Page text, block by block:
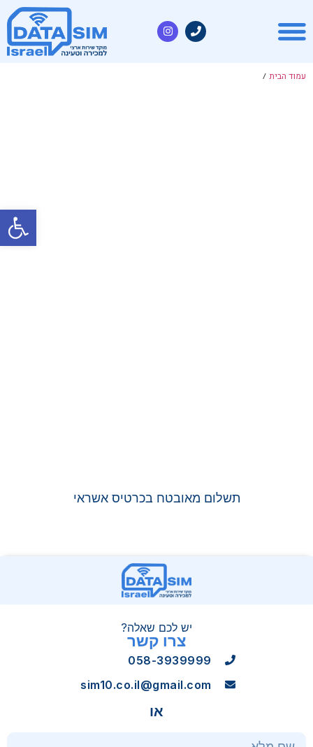
פתח
עמוד הבית /
תשלום מאובטח בכרטיס אשראי
יש לכם שאלה?
צרו קשר
058-3939999
sim10.co.il@gmail.com
או